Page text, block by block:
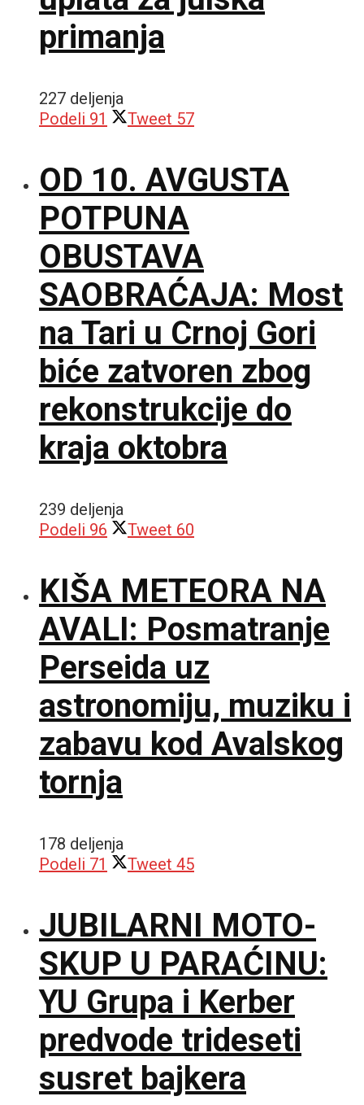
primanja
227 deljenja
Podeli 91 Tweet 57
OD 10. AVGUSTA
POTPUNA
OBUSTAVA
SAOBRAĆAJA: Most
na Tari u Crnoj Gori
biće zatvoren zbog
rekonstrukcije do
kraja oktobra
239 deljenja
Podeli 96 Tweet 60
KIŠA METEORA NA
AVALI: Posmatranje
Perseida uz
astronomiju, muziku i
zabavu kod Avalskog
tornja
178 deljenja
Podeli 71 Tweet 45
JUBILARNI MOTO-
SKUP U PARAĆINU:
YU Grupa i Kerber
predvode trideseti
susret bajkera